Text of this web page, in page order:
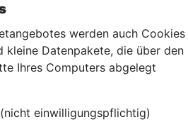
werden auch Cookies
kleine Datenpakete, die über den
Ihres Computers abgelegt
einwilligungspflichtig)